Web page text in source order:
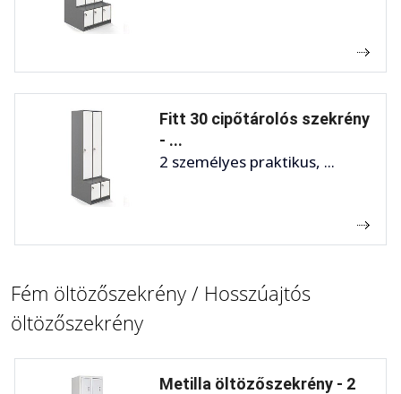
Fitt 30 cipőtárolós szekrény
- ...
2 személyes praktikus, ...
Fém öltözőszekrény / Hosszúajtós
öltözőszekrény
Metilla öltözőszekrény - 2